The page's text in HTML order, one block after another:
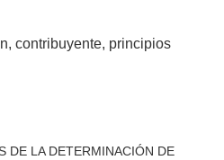
contribuyente principios
DE LA DETERMINACIÓN DE